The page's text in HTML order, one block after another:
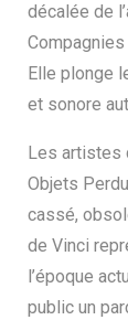
décalée de
Elle plonge
et sonore
Les artistes
Objets
cassé,
de Vinci
l’époque
public un